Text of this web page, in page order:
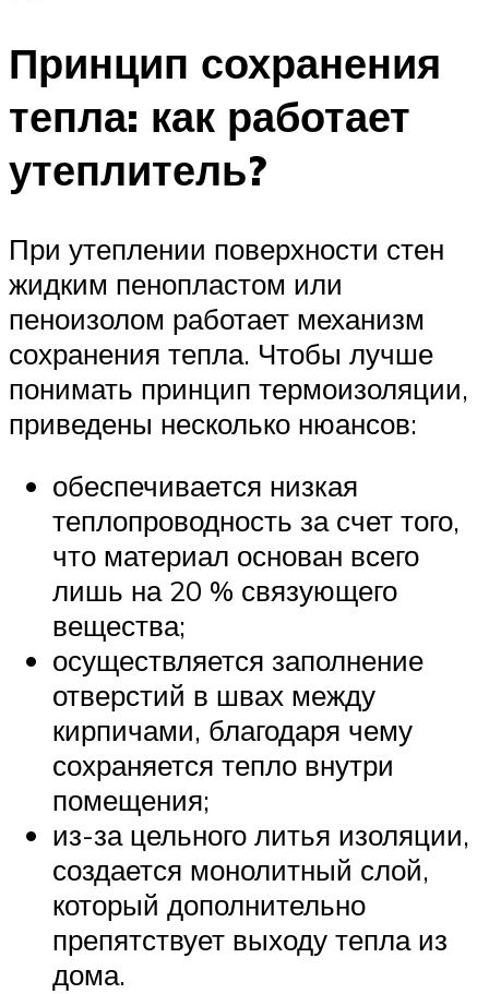
Принцип сохранения
тепла: как работает
утеплитель?
При утеплении поверхности стен
жидким пенопластом или
пеноизолом работает механизм
сохранения тепла. Чтобы лучше
понимать принцип термоизоляции,
приведены несколько нюансов:
обеспечивается низкая
теплопроводность за счет того,
что материал основан всего
лишь на 20 % связующего
вещества;
осуществляется заполнение
отверстий в швах между
кирпичами, благодаря чему
сохраняется тепло внутри
помещения;
из-за цельного литья изоляции,
создается монолитный слой,
который дополнительно
препятствует выходу тепла из
дома.